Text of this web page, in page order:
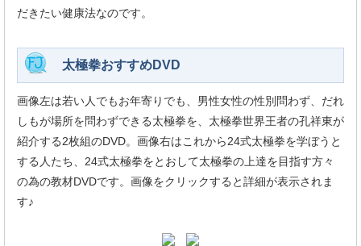
だきたい健康法なのです。
太極拳おすすめDVD
画像左は若い人でもお年寄りでも、男性女性の性別問わず、だれ
しもが場所を問わずできる太極拳を、太極拳世界王者の孔祥東が
紹介する2枚組のDVD。画像右はこれから24式太極拳を学ぼうと
する人たち、24式太極拳をとおして太極拳の上達を目指す方々
の為の教材DVDです。画像をクリックすると詳細が表示されま
す♪